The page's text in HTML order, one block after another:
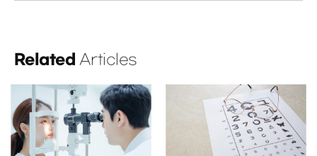
Related Articles